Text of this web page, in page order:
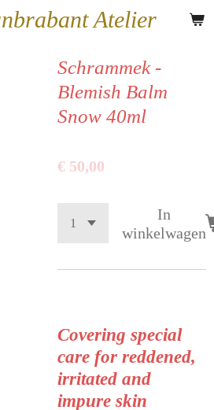
Atelier
Schrammek -
Blemish Balm
Snow 40ml
€ 50,00
In
winkelwagen
Covering special
care for reddened,
irritated and
impure skin